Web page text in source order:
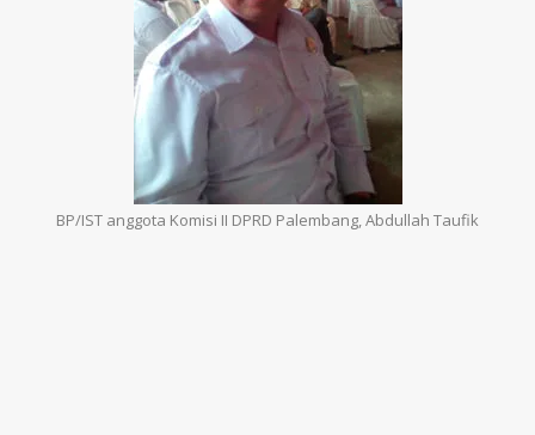
BP/IST anggota Komisi II DPRD Palembang, Abdullah Taufik